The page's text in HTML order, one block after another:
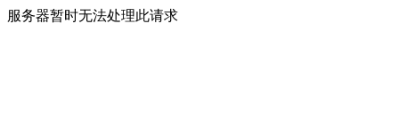
服务器暂时无法处理此请求